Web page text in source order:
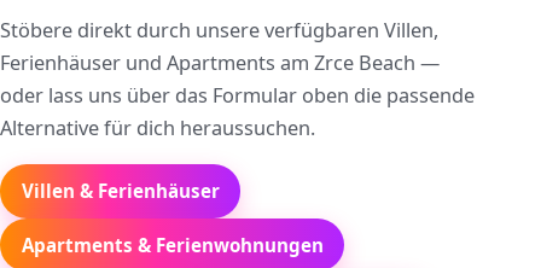
Stöbere direkt durch unsere verfügbaren Villen,
Ferienhäuser und Apartments am Zrce Beach —
oder lass uns über das Formular oben die passende
Alternative für dich heraussuchen.
Villen & Ferienhäuser
Apartments & Ferienwohnungen